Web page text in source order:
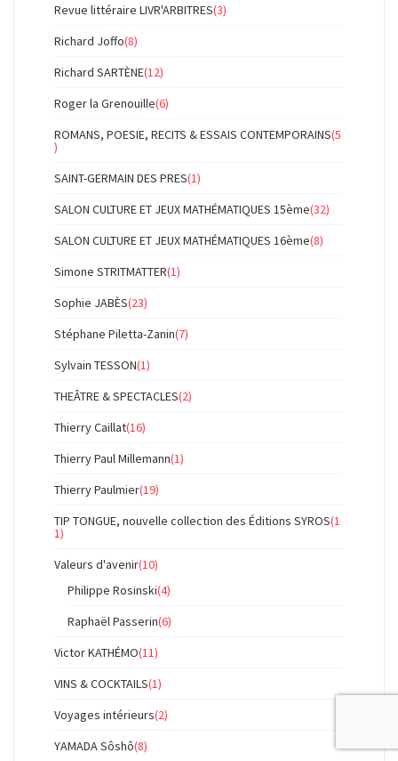
Revue littéraire LIVR'ARBITRES(3)
Richard Joffo(8)
Richard SARTÈNE(12)
Roger la Grenouille(6)
ROMANS, POESIE, RECITS & ESSAIS CONTEMPORAINS(5
)
SAINT-GERMAIN DES PRES(1)
SALON CULTURE ET JEUX MATHÉMATIQUES 15ème(32)
SALON CULTURE ET JEUX MATHÉMATIQUES 16ème(8)
Simone STRITMATTER(1)
Sophie JABÈS(23)
Stéphane Piletta-Zanin(7)
Sylvain TESSON(1)
THEÂTRE & SPECTACLES(2)
Thierry Caillat(16)
Thierry Paul Millemann(1)
Thierry Paulmier(19)
TIP TONGUE, nouvelle collection des Éditions SYROS(1
1)
Valeurs d'avenir(10)
Philippe Rosinski(4)
Raphaël Passerin(6)
Victor KATHÉMO(11)
VINS & COCKTAILS(1)
Voyages intérieurs(2)
YAMADA Sôshô(8)